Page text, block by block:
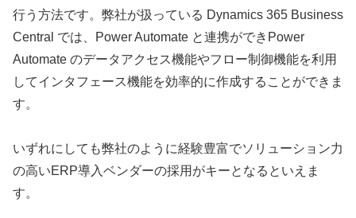
行う方法です。弊社が扱っている Dynamics 365 Business
Central では、Power Automate と連携ができPower
Automate のデータアクセス機能やフロー制御機能を利用
してインタフェース機能を効率的に作成することができま
す。
いずれにしても弊社のように経験豊富でソリューション力
の高いERP導入ベンダーの採用がキーとなるといえま
す。